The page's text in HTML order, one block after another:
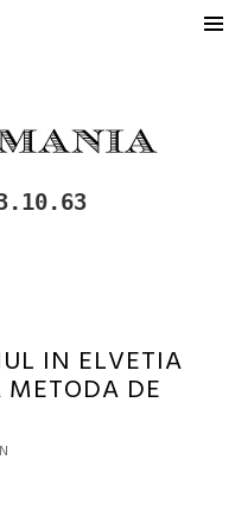
BITCOIN IN
IN ELVETIA
DE